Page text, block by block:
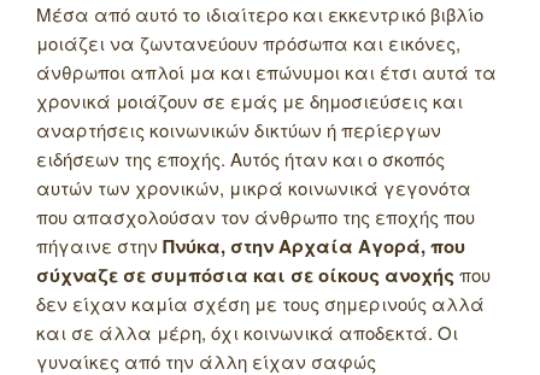
Μέσα από αυτό το ιδιαίτερο και εκκεντρικό βιβλίο
μοιάζει να ζωντανεύουν πρόσωπα και εικόνες,
άνθρωποι απλοί μα και επώνυμοι και έτσι αυτά τα
χρονικά μοιάζουν σε εμάς με δημοσιεύσεις και
αναρτήσεις κοινωνικών δικτύων ή περίεργων
ειδήσεων της εποχής. Αυτός ήταν και ο σκοπός
αυτών των χρονικών, μικρά κοινωνικά γεγονότα
που απασχολούσαν τον άνθρωπο της εποχής που
πήγαινε στην Πνύκα, στην Αρχαία Αγορά, που
σύχναζε σε συμπόσια και σε οίκους ανοχής που
δεν είχαν καμία σχέση με τους σημερινούς αλλά
και σε άλλα μέρη, όχι κοινωνικά αποδεκτά. Οι
γυναίκες από την άλλη είχαν σαφώς